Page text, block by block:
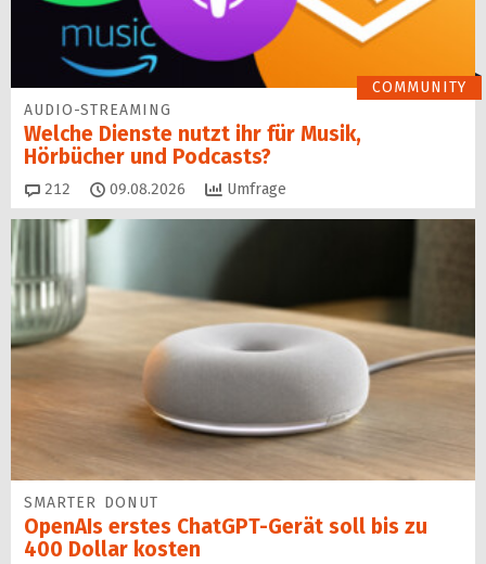
COMMUNITY
AUDIO-STREAMING
Welche Dienste nutzt ihr für Musik,
Hörbücher und Podcasts?
212 Kommentare
09.08.2026 Umfrage
SMARTER DONUT
OpenAIs erstes ChatGPT-Gerät soll bis zu
400 Dollar kosten